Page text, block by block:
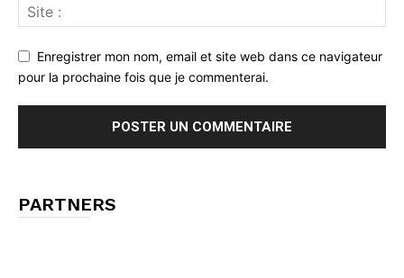
Enregistrer mon nom, email et site web dans ce navigateur
pour la prochaine fois que je commenterai.
PARTNERS